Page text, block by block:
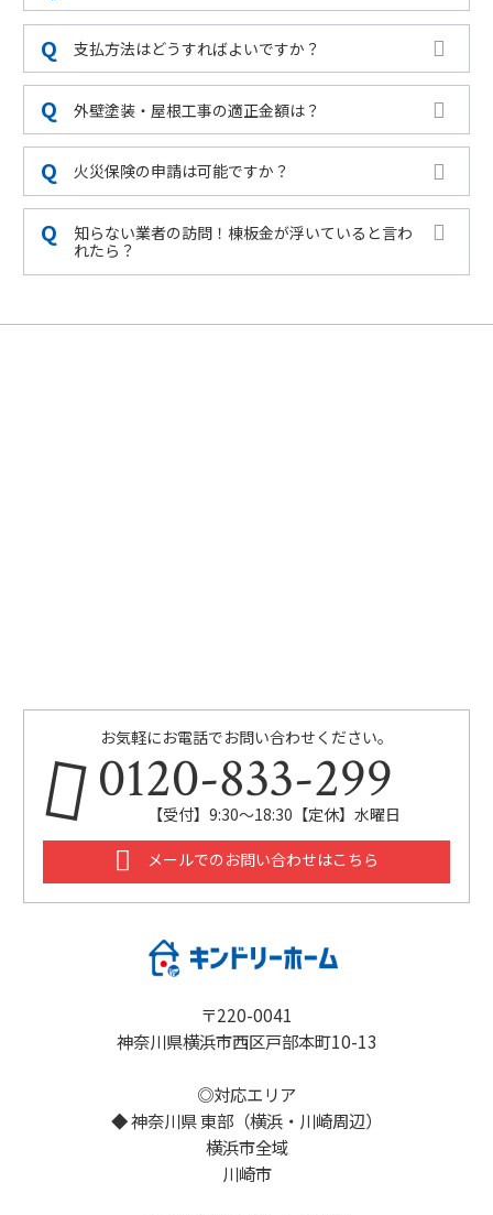
支払方法はどうすればよいですか？
外壁塗装・屋根工事の適正金額は？
火災保険の申請は可能ですか？
知らない業者の訪問！棟板金が浮いていると言わ
れたら？
お気軽にお電話でお問い合わせください。
0120-833-299
【受付】9:30～18:30【定休】水曜日
メールでのお問い合わせはこちら
〒220-0041
神奈川県横浜市西区戸部本町10-13
◎対応エリア
◆ 神奈川県 東部（横浜・川崎周辺）
横浜市全域
川崎市